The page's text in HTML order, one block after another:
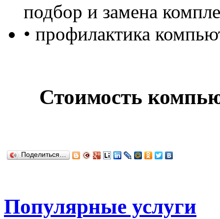
подбор и замена
• профилактика
Стоимость
Поделиться…
Популярные услуги